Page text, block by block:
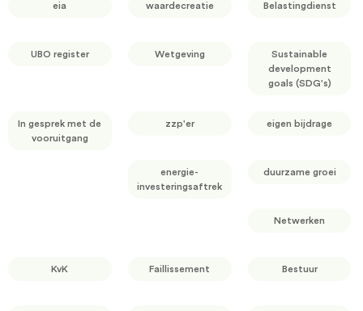
eia waardecreatie Belastingdienst
UBO register Wetgeving
Sustainable
development
goals (SDG's)
In gesprek met de
vooruitgang
zzp'er eigen bijdrage
energie-
investeringsaftrek
duurzame groei
Netwerken
KvK Faillissement Bestuur